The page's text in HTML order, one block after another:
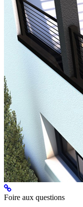
Foire aux questions